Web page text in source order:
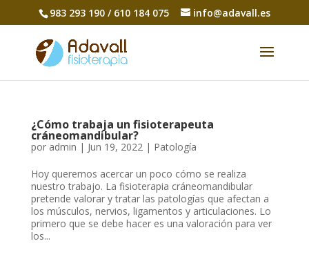
983 293 190 / 610 184 075 info@adavall.es
¿Cómo trabaja un fisioterapeuta
cráneomandibular?
por admin | Jun 19, 2022| Patología
Hoy queremos acercar un poco cómo se realiza
nuestro trabajo. La fisioterapia cráneomandibular
pretende valorar y tratar las patologías que afectan a
los músculos, nervios, ligamentos y articulaciones. Lo
primero que se debe hacer es una valoración para ver
los...